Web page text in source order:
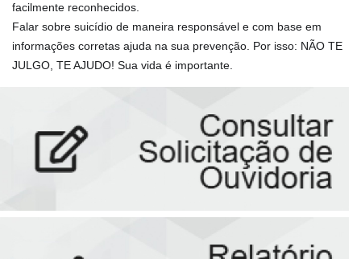
facilmente reconhecidos.
Falar sobre suicídio de maneira responsável e com base em
informações corretas ajuda na sua prevenção. Por isso: NÃO TE
JULGO, TE AJUDO! Sua vida é importante.